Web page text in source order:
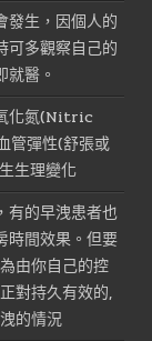
發生，因個人的
可多觀察自己的
醫。
化氮(Nitric
管彈性(舒張或
生理變化
有的早洩患者也
時間效果。但要
由你自己的控
對持久有效的,
的情況